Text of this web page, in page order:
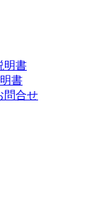
明書
書
問合せ